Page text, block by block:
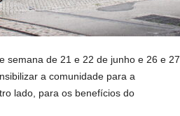
semana de 21 e 22 de junho e 26 e 27
a comunidade para a
lado, para os benefícios do